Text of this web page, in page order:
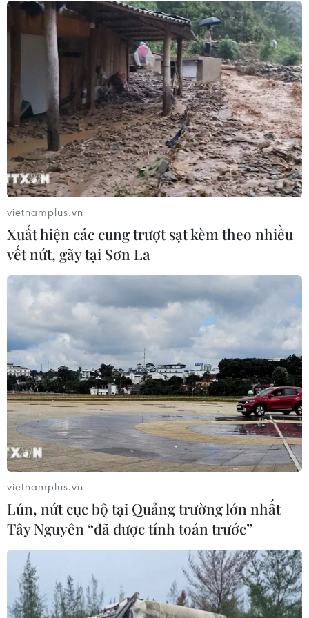
Để trái sầu riêng đáp ứng yêu cầu
xuất khẩu bền vững
07/08/2026 07:34
Tây Ninh thúc đẩy bình dân học vụ
số, tạo động lực phát triển kinh tế số
07/08/2026 07:17
Luật Phát triển đô thị góp phần thể
chế hóa đổi mới mô hình phát triển
07/08/2026 06:55
Thu hồi 89 ha đất đấu giá chọn nhà
đầu tư công trình thành phố cảng
hàng không
07/08/2026 06:46
Hàn Quốc đầu tư xây “Thung lũng
K-Vietnam” gắn với hậu duệ dòng họ
vietnamplus.vn
Xuất hiện các cung trượt sạt kèm theo nhiều
vết nứt, gãy tại Sơn La
vietnamplus.vn
Lún, nứt cục bộ tại Quảng trường lớn nhất
Tây Nguyên “đã được tính toán trước”